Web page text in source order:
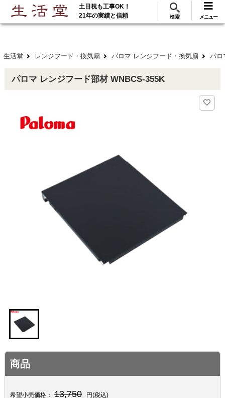
ご利用 288万･工事実績117万件! 無料見積
土日祝も工事OK！
21年の実績と信頼
検索 メニュー
生活堂 レンジフード・換気扇 パロマ レンジフード・換気扇 パロ
パロマ レンジフード部材 WNBCS-355K
商品
希望小売価格： 13,750 円(税込)